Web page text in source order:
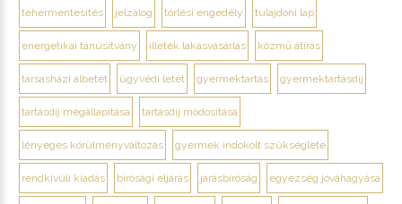
tehermentesítés jelzálog törlési engedély tulajdoni lap
energetikai tanúsítvány illeték lakásvásárlás közmű átírás
társasházi albetét ügyvédi letét gyermektartás gyermektartásdíj
tartásdíj megállapítása tartásdíj módosítása
lényeges körülményváltozás gyermek indokolt szükséglete
rendkívüli kiadás bírósági eljárás járásbíróság egyezség jóváhagyása